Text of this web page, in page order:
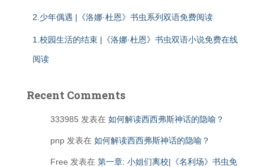
2.少年偶遇 |《洛娜·杜恩》书虫系列双语免费阅读
1.校园生活的结束 |《洛娜·杜恩》书虫双语小说免费在线
阅读
Recent Comments
333985 发表在 如何解读西西弗斯神话的隐喻？
pnp 发表在 如何解读西西弗斯神话的隐喻？
Free 发表在 第一章: 小姐们离校|《名利场》书虫免